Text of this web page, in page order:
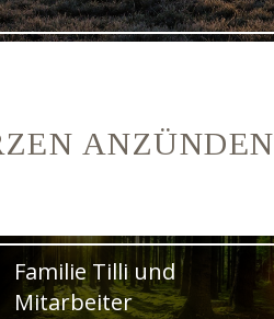
ANZÜNDEN
Familie Tilli und
Mitarbeiter